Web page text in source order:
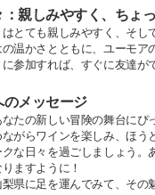
：親しみやすく、ちょ
とても親しみやすく、そし
の温かさとともに、ユーモア
参加すれば、すぐに友達が
のメッセージ
たの新しい冒険の舞台にぴ
がらワインを楽しみ、ほ
クな日々を過ごしましょう
ますように！
県に足を運んでみて、その